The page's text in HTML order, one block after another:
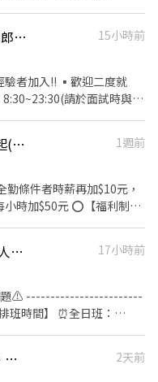
咖哩，並以舒適衛生的用
的誠懇價格，強調食品安
《外場服務》 1. 佈置及
有關餐飲問題，必要時提
務 4. 收銀服務 5. 工作區域
1. 洗剝削切各種食材，烹
出餐 3. 工作區域和設備的
服務有高度的熱忱，態度
學期、學年實習業務，可
。 ✅每月工時達成獎勵，
小時以上者發放1,000元。
提供16-20小時排班。兩周
兼職人員
平日時薪230元 六日250元起 壽司郎 台北館前路店 長、短期兼職
15小時前
驗者加入!! ▪歡迎二度就
請於面試時與主
點、出貨 等 ⭕獎金
▪一年4次考核及調薪 ▪加
習到日本商業禮儀、衛生
，加班費為5分鐘為單位
台灣，讓更多人有機會品
【すき家 SUKIYA】★時薪240元起(含全勤)★古亭店
1週前
條件者時薪再加$10元，
元 ⭕【福利制
務顧客、收銀結帳、環境
咖哩，並以舒適衛生的用
的誠懇價格，強調食品安
Y06🍚🍱站前懷寧店_內/外場計時人員【YAYOI彌生軒】
17小時前
題⚠️ ------------------------
時間】 ⏰全日班：
《外場服務》 1. 佈置及
山海豆花新光三越站前店 ·（正、兼職 / 長期）
2天前